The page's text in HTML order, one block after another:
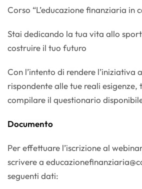
Corso “L’educazione finanziaria in
Stai dedicando la tua vita allo
costruire il tuo futuro
Con l’intento di rendere l’iniziativa
rispondente alle tue reali
compilare il questionario
Documento
Per effettuare l’iscrizione al
scrivere a
seguenti dati: